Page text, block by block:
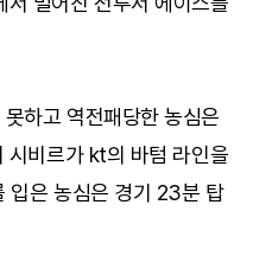
하고 역전패당한 농심은
시비르가 kt의 바텀 라인을
입은 농심은 경기 23분 탑